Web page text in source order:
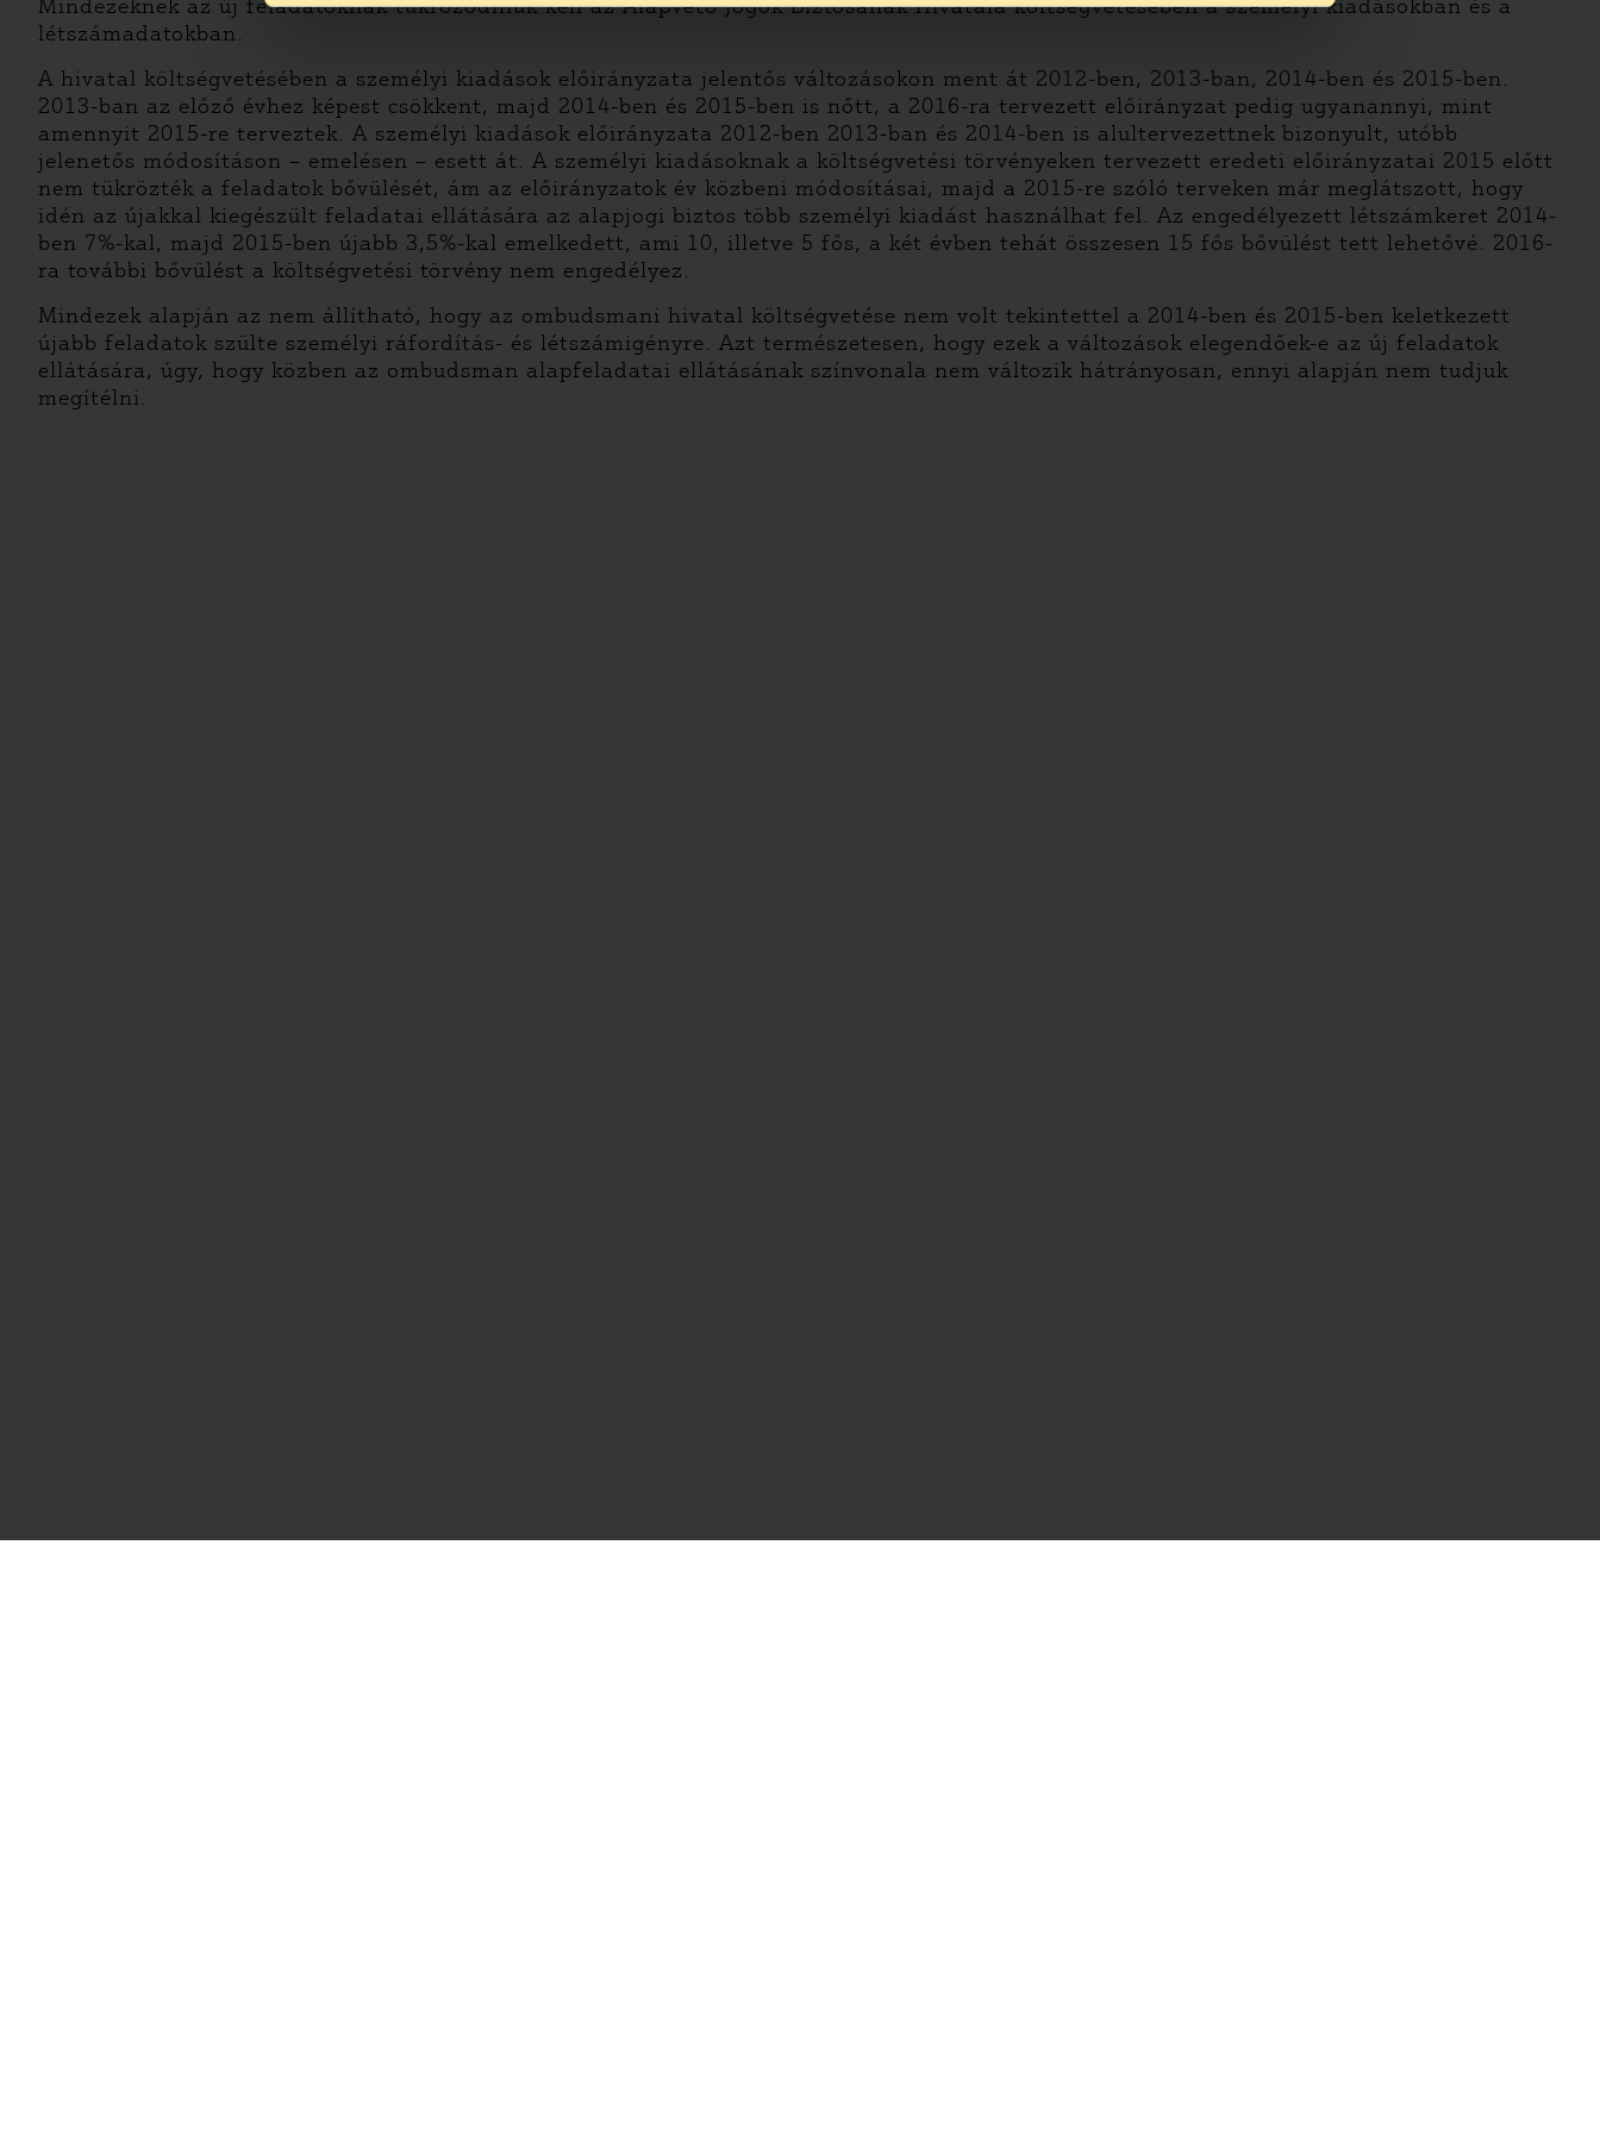
Mindezeknek az új feladatoknak tükröződniük kell az Alapvető Jogok Biztosának Hivatala költségvetésében a személyi kiadásokban és a
létszámadatokban.
A hivatal költségvetésében a személyi kiadások előirányzata jelentős változásokon ment át 2012-ben, 2013-ban, 2014-ben és 2015-ben.
2013-ban az előző évhez képest csökkent, majd 2014-ben és 2015-ben is nőtt, a 2016-ra tervezett előirányzat pedig ugyanannyi, mint
amennyit 2015-re terveztek. A személyi kiadások előirányzata 2012-ben 2013-ban és 2014-ben is alultervezettnek bizonyult, utóbb
jelenetős módosításon – emelésen – esett át. A személyi kiadásoknak a költségvetési törvényeken tervezett eredeti előirányzatai 2015 előtt
nem tükrözték a feladatok bővülését, ám az előirányzatok év közbeni módosításai, majd a 2015-re szóló terveken már meglátszott, hogy
idén az újakkal kiegészült feladatai ellátására az alapjogi biztos több személyi kiadást használhat fel. Az engedélyezett létszámkeret 2014-
ben 7%-kal, majd 2015-ben újabb 3,5%-kal emelkedett, ami 10, illetve 5 fős, a két évben tehát összesen 15 fős bővülést tett lehetővé. 2016-
ra további bővülést a költségvetési törvény nem engedélyez.
Mindezek alapján az nem állítható, hogy az ombudsmani hivatal költségvetése nem volt tekintettel a 2014-ben és 2015-ben keletkezett
újabb feladatok szülte személyi ráfordítás- és létszámigényre. Azt természetesen, hogy ezek a változások elegendőek-e az új feladatok
ellátására, úgy, hogy közben az ombudsman alapfeladatai ellátásának színvonala nem változik hátrányosan, ennyi alapján nem tudjuk
megítélni.